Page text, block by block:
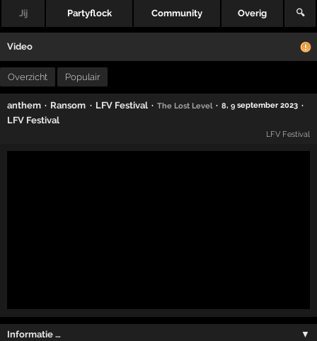
Jij Partyflock Community Overig 🔍
Video
Overzicht Populair
anthem · Ransom · LFV Festival · The Lost Level · 8,9 september 2023 ·
LFV Festival
LFV Festival
Informatie … ▼